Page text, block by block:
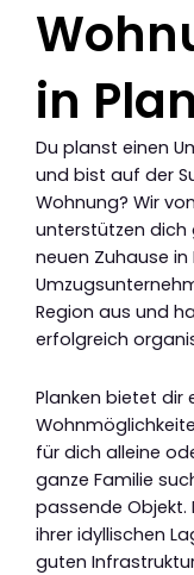
in
Du planst einen
und bist auf der
Wohnung? Wir
unterstützen dich
neuen Zuhause in
Region aus und
erfolgreich
Planken bietet dir
für dich alleine
ganze Familie
passende Objekt.
ihrer idyllischen
guten